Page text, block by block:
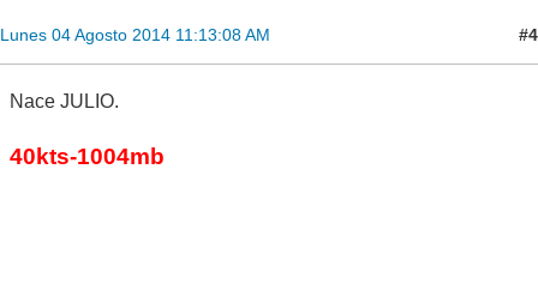
Lunes 04 Agosto 2014 11:13:08 AM #4
Nace JULIO.
40kts-1004mb